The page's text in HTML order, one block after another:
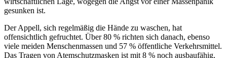
gesunken ist.
Der Appell, sich regelmäßig die Hände zu waschen, hat
offensichtlich gefruchtet. Über 80 % richten sich danach, ebenso
viele meiden Menschenmassen und 57 % öffentliche Verkehrsmittel.
Das Tragen von Atemschutzmasken ist mit 8 % noch ausbaufähig,